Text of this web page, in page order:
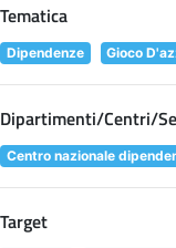
Tematica
Dipendenze Gioco
Dipartimenti/Centri/
Centro nazionale
Target